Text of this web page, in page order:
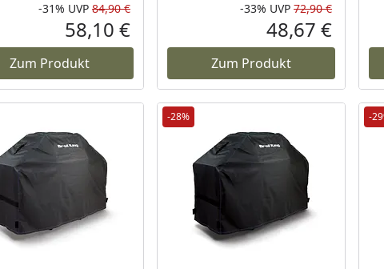
Preis Rabatt in Prozent
-31%
Ursprünglicher Preis
UVP 84,90 €
Aktueller Preis
58,10 €
Zum Produkt
Rabatt
-33% UVP 72,90 €
Aktueller
48,67 €
Zum Produkt
-28% -